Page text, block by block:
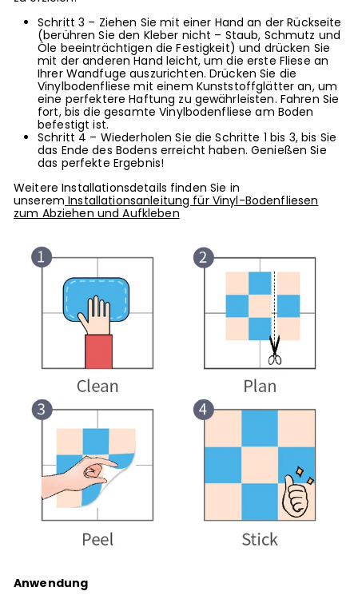
Schritt 3 – Ziehen Sie mit einer Hand an der Rückseite
(berühren Sie den Kleber nicht – Staub, Schmutz und
Öle beeinträchtigen die Festigkeit) und drücken Sie
mit der anderen Hand leicht, um die erste Fliese an
Ihrer Wandfuge auszurichten. Drücken Sie die
Vinylbodenfliese mit einem Kunststoffglätter an, um
eine perfektere Haftung zu gewährleisten. Fahren Sie
fort, bis die gesamte Vinylbodenfliese am Boden
befestigt ist.
Schritt 4 – Wiederholen Sie die Schritte 1 bis 3, bis Sie
das Ende des Bodens erreicht haben. Genießen Sie
das perfekte Ergebnis!
Weitere Installationsdetails finden Sie in
unserem Installationsanleitung für Vinyl-Bodenfliesen
zum Abziehen und Aufkleben
Anwendung